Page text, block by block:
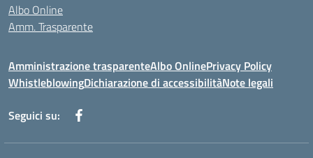
Albo Online
Amm. Trasparente
Amministrazione trasparenteAlbo OnlinePrivacy Policy
WhistleblowingDichiarazione di accessibilitàNote legali
Seguici su: